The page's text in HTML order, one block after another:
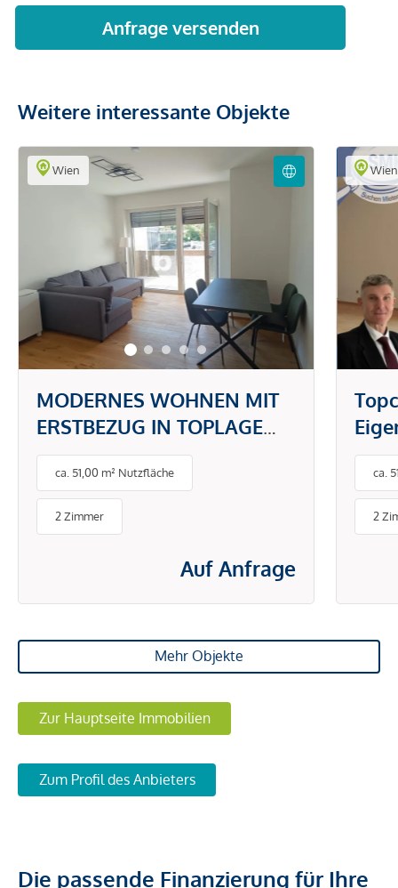
Weitere interessante Objekte
Wien
MODERNES WOHNEN MIT
ERSTBEZUG IN TOPLAGE
DONAUSTADT -
PAUSCHALMIETE INKL.
BETRIEBS- UND
ENERGIEKOSTEN
ca. 51,00 m² Nutzfläche
2 Zimmer
Auf Anfrage
Wien
ca.
2
Mehr Objekte
Zur Hauptseite Immobilien
Zum Profil des Anbieters
Die passende Finanzierung für Ihre